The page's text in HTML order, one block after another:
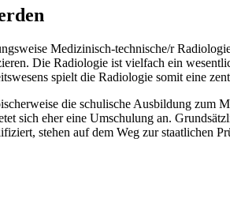
Medizinisch-technische/r
Die Radiologie ist vielfach ein
spielt die Radiologie somit eine
die schulische Ausbildung
sich eher eine Umschulung an.
stehen auf dem Weg zur staatlichen